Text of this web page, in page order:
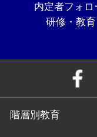
内定者フォロ
研修・教育
階層別教育